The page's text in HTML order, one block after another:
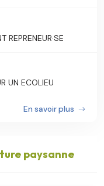
REPRENEUR·SE
UN ECOLIEU
En savoir plus
paysanne